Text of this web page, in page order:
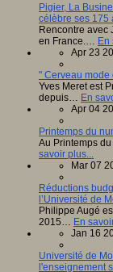
Pigier, La
célèbre ses 175
Rencontre avec
en France.… En
Apr 23
" Cerveau mode
Yves Meret est
depuis… En
Apr 04
Printemps du
Au Printemps
savoir plus...
Mar 07
Réductions
l’Université de
Philippe Augé
2015… En
Jan 16
Université de
l'enseignement